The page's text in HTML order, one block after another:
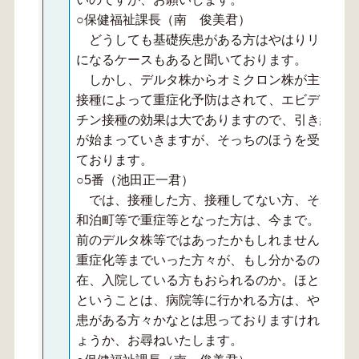
○保健福祉課長（南 俊美君）
どうしても基礎疾患がある方はやはりリスク
になるケースもあると聞いております。
しかし、デルタ株からオミクロン株が主流と
接種によって重症化予防はされて、エビデンス
チン接種の効果は大でありますので、引き続き
が始まっていきますが、そっちのほうを受けら
ております。
○5番（池田正一君）
では、接種した方、接種してない方、それぞ
和泊町等で重症等となった方は、今まで。オミ
前のデルタ株等ではあったかもしれません。オ
重症化等までいった方々が、もし分かるのでは
在、入院している方もおられるのか。ほとんど
ということは、病院等に行かれる方は、やっぱ
患がある方々かなとは思っておりますけれども
ょうか、お尋ねいたします。